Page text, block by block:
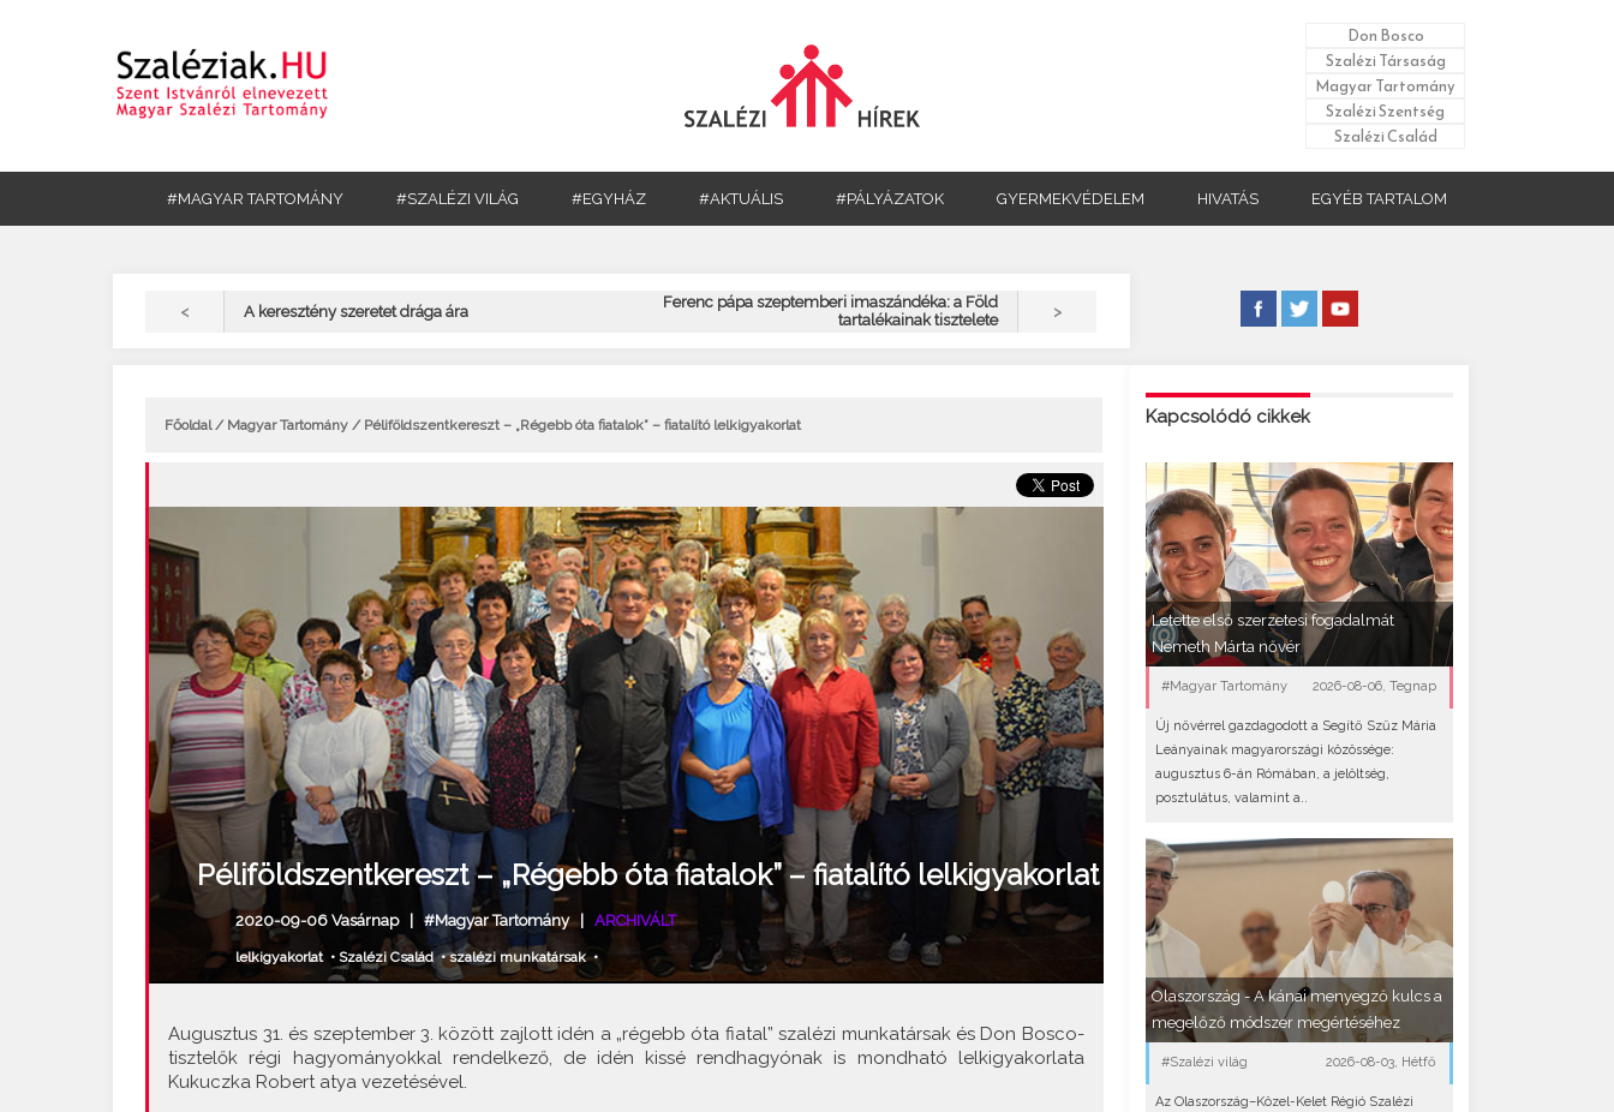
Don Bosco
Szalézi Társaság
Magyar Tartomány
Szalézi Szentség
Szalézi Család
#MAGYAR TARTOMÁNY #SZALÉZI VILÁG #EGYHÁZ #AKTUÁLIS #PÁLYÁZATOK GYERMEKVÉDELEM HIVATÁS EGYÉB TARTALOM
< A keresztény szeretet drága ára
Ferenc pápa szeptemberi imaszándéka: a Föld
tartalékainak tisztelete
>
Főoldal/ Magyar Tartomány / Péliföldszentkereszt – „Régebb óta fiatalok” – fiatalító lelkigyakorlat
Péliföldszentkereszt – „Régebb óta fiatalok” – fiatalító lelkigyakorlat
2020-09-06 Vasárnap | #Magyar Tartomány| ARCHIVÁLT
lelkigyakorlat• Szalézi Család•szalézi munkatársak•
Augusztus 31. és szeptember 3. között zajlott idén a „régebb óta fiatal” szalézi munkatársak és Don Bosco-
tisztelők régi hagyományokkal rendelkező, de idén kissé rendhagyónak is mondható lelkigyakorlata
Kukuczka Robert atya vezetésével.
Kapcsolódó cikkek
Letette első szerzetesi fogadalmát
Németh Márta nővér
#Magyar Tartomány 2026-08-06, Tegnap
Új nővérrel gazdagodott a Segítő Szűz Mária
Leányainak magyarországi közössége:
augusztus 6-án Rómában, a jelöltség,
posztulátus, valamint a..
Olaszország - A kánai menyegző kulcs a
megelőző módszer megértéséhez
#Szalézi világ 2026-08-03, Hétfő
Az Olaszország–Közel-Kelet Régió Szalézi